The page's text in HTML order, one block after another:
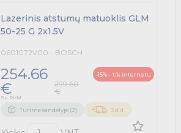
Lazerinis atstumų matuoklis GLM
50-25 G 2x1.5V
0601072V00 - BOSCH
254.66
€
299.60
€
-15% – tik internetu
Su PVM
Turime sandėlyje (2) 3 d.d.